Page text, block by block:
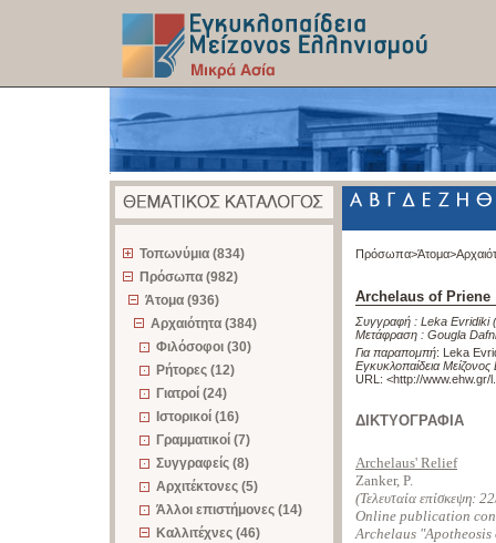
Τοπωνύμια (834)
Πρόσωπα (982)
Άτομα (936)
Αρχαιότητα (384)
Φιλόσοφοι (30)
Ρήτορες (12)
Γιατροί (24)
Ιστορικοί (16)
Γραμματικοί (7)
Συγγραφείς (8)
Αρχιτέκτονες (5)
Άλλοι επιστήμονες (14)
Καλλιτέχνες (46)
Πρόσωπα>Άτομα>
Archelaus of Priene
Συγγραφή : Leka Evridiki
Μετάφραση : Gougla Dafni
Για παραπομπή: Leka
Εγκυκλοπαίδεια
URL: <http://www.ehw.gr/
ΔΙΚΤΥΟΓΡΑΦΙΑ
Archelaus' Relief
Zanker, P.
(Τελευταία επίσκεψη:
Online publication
Archelaus